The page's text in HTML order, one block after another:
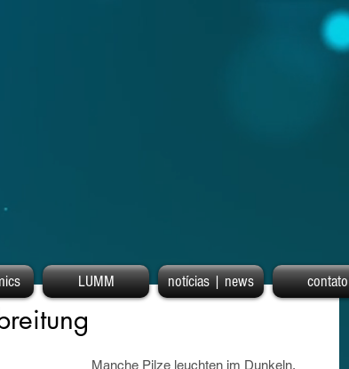
Manche Pilze leuchten im Dunkeln.
LUMM notícias | news contato